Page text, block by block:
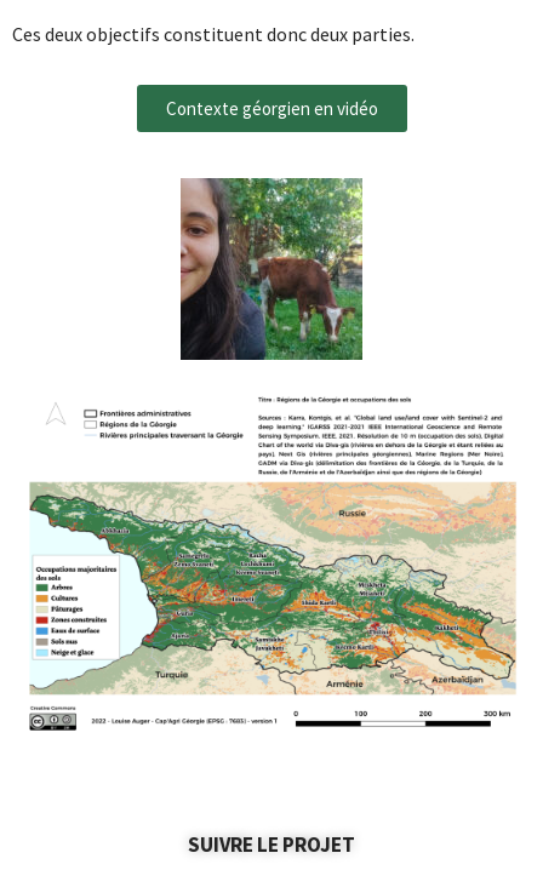
Ces deux objectifs constituent donc deux parties.
Contexte géorgien en vidéo
SUIVRE LE PROJET